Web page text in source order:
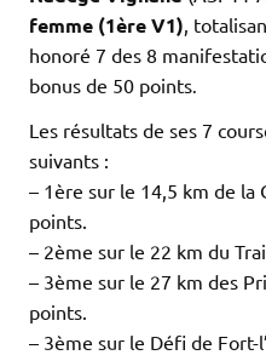
femme (1ère V1) ,
honoré 7 des 8
bonus de 50 points.
Les résultats de ses 7
suivants :
– 1ère sur le 14,5 km de la
points.
– 2ème sur le 22 km du
– 3ème sur le 27 km des
points.
– 3ème sur le Défi de Fort-